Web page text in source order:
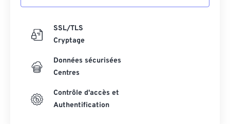
SSL/TLS
Cryptage
Données sécurisées
Centres
Contrôle d'accès et
Authentification